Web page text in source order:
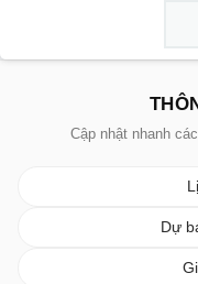
Cập nhật nhanh
Dự